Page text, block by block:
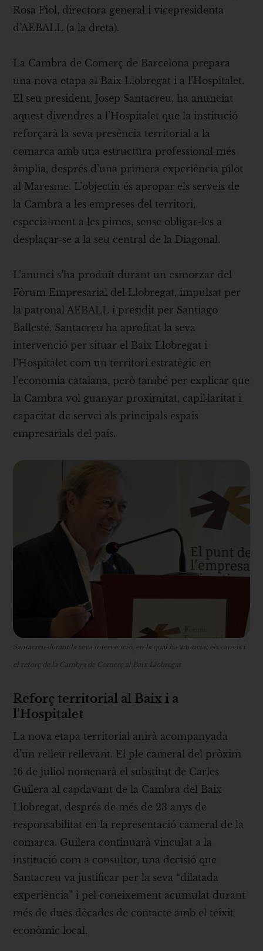
Rosa Fiol, directora general i vicepresidenta
d’AEBALL (a la dreta).
La Cambra de Comerç de Barcelona prepara
una nova etapa al Baix Llobregat i a l’Hospitalet.
El seu president, Josep Santacreu, ha anunciat
aquest divendres a l’Hospitalet que la institució
reforçarà la seva presència territorial a la
comarca amb una estructura professional més
àmplia, després d’una primera experiència pilot
al Maresme. L’objectiu és apropar els serveis de
la Cambra a les empreses del territori,
especialment a les pimes, sense obligar-les a
desplaçar-se a la seu central de la Diagonal.
L’anunci s’ha produït durant un esmorzar del
Fòrum Empresarial del Llobregat, impulsat per
la patronal AEBALL i presidit per Santiago
Ballesté. Santacreu ha aprofitat la seva
intervenció per situar el Baix Llobregat i
l’Hospitalet com un territori estratègic en
l’economia catalana, però també per explicar que
la Cambra vol guanyar proximitat, capil·laritat i
capacitat de servei als principals espais
empresarials del país.
Santacreu durant la seva intervenció, en la qual ha anunciat els canvis i
el reforç de la Cambra de Comerç al Baix Llobregat
Reforç territorial al Baix i a
l’Hospitalet
La nova etapa territorial anirà acompanyada
d’un relleu rellevant. El ple cameral del pròxim
16 de juliol nomenarà el substitut de Carles
Guilera al capdavant de la Cambra del Baix
Llobregat, després de més de 23 anys de
responsabilitat en la representació cameral de la
comarca. Guilera continuarà vinculat a la
institució com a consultor, una decisió que
Santacreu va justificar per la seva “dilatada
experiència” i pel coneixement acumulat durant
més de dues dècades de contacte amb el teixit
econòmic local.